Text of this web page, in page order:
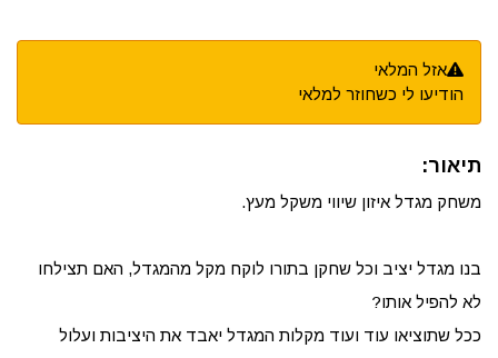
אזל המלאי
הודיעו לי כשחוזר למלאי
תיאור:
משחק מגדל איזון שיווי משקל מעץ.
בנו מגדל יציב וכל שחקן בתורו לוקח מקל מהמגדל, האם תצילחו
לא להפיל אותו?
ככל שתוציאו עוד ועוד מקלות המגדל יאבד את היציבות ועלול